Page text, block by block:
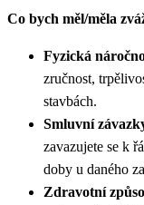
Co bych měl/měla
Fyzická
zručnost,
stavbách.
Smluvní
zavazujete se k
doby u daného
Zdravotní